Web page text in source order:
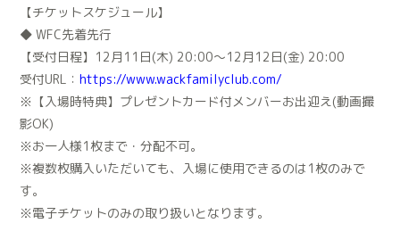
【チケットスケジュール】
◆ WFC先着先行
【受付日程】12月11日(木) 20:00〜12月12日(金) 20:00
受付URL：https://www.wackfamilyclub.com/
※【入場時特典】プレゼントカード付メンバーお出迎え(動画撮
影OK)
※お一人様1枚まで・分配不可。
※複数枚購入いただいても、入場に使用できるのは1枚のみで
す。
※電子チケットのみの取り扱いとなります。